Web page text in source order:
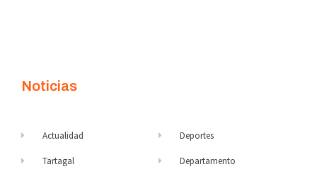
Noticias
Actualidad
Tartagal
Deportes
Departamento